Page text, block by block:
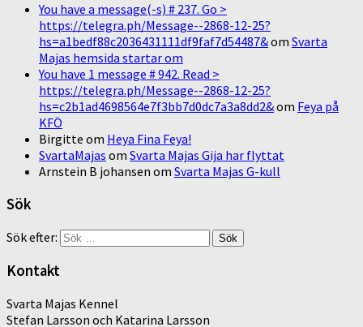
You have a message(-s) # 237. Go >
https://telegra.ph/Message--2868-12-25?
hs=a1bedf88c2036431111df9faf7d54487&om Svarta
Majas hemsida startar om
You have 1 message # 942. Read >
https://telegra.ph/Message--2868-12-25?
hs=c2b1ad4698564e7f3bb7d0dc7a3a8dd2&om Feya på
KFÖ
Birgitte om Heya Fina Feya!
SvartaMajas om Svarta Majas Gija har flyttat
Arnstein B johansen om Svarta Majas G-kull
Sök
Sök efter:
Kontakt
Svarta Majas Kennel
Stefan Larsson och Katarina Larsson